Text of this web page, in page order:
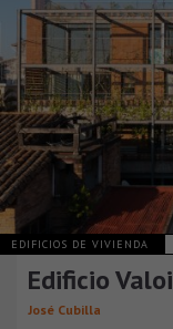
EDIFICIOS DE VIVIENDA
Edificio
José Cubilla